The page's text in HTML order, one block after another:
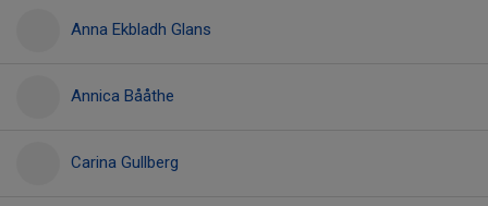
Anna Ekbladh Glans
Annica Bååthe
Carina Gullberg